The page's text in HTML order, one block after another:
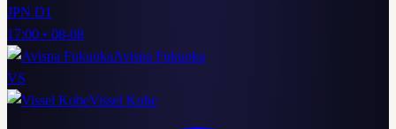
JPN D1
17:00 • 08-08
Avispa Fukuoka
VS
Vissel Kobe